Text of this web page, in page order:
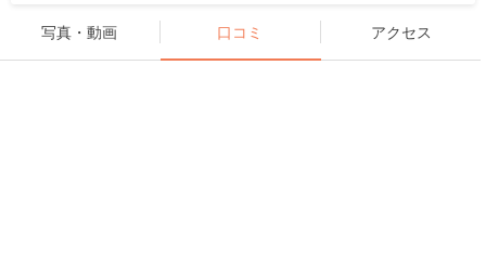
写真・動画 口コミ アクセス